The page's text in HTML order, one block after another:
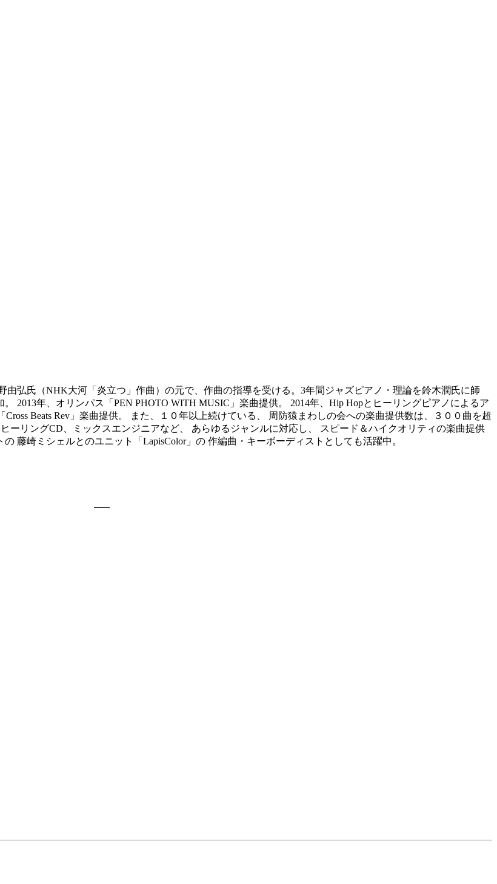
弘氏（NHK大河「炎立つ」作曲）の元で、作曲の指導を受ける。3年間ジャズピアノ・理論を鈴木潤氏に師
2013年、オリンパス「PEN PHOTO WITH MUSIC」楽曲提供。 2014年、Hip Hopとヒーリングピアノによるア
Beats Rev」楽曲提供。 また、１０年以上続けている、 周防猿まわしの会への楽曲提供数は、３００曲を超
ーリングCD、ミックスエンジニアなど、 あらゆるジャンルに対応し、 スピード＆ハイクオリティの楽曲提供
藤崎ミシェルとのユニット「LapisColor」の 作編曲・キーボーディストとしても活躍中。